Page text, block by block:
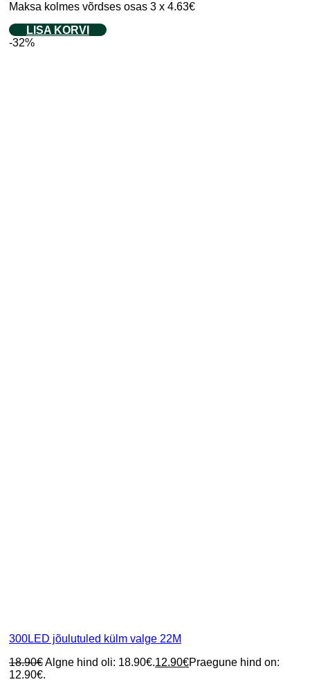
Maksa kolmes võrdses osas 3 x 4.63€
LISA KORVI
-32%
300LED jõulutuled külm valge 22M
18.90€Algne hind oli: 18.90€.12.90€Praegune hind on:
12.90€.